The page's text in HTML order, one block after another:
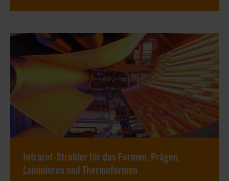
Infrarot-Strahler für das Formen, Prägen,
Laminieren und Thermoformen